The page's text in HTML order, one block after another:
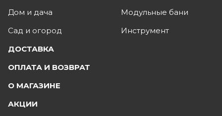
Дом и дача
Сад и огород
Модульные бани
Инструмент
ДОСТАВКА
ОПЛАТА И ВОЗВРАТ
О МАГАЗИНЕ
АКЦИИ